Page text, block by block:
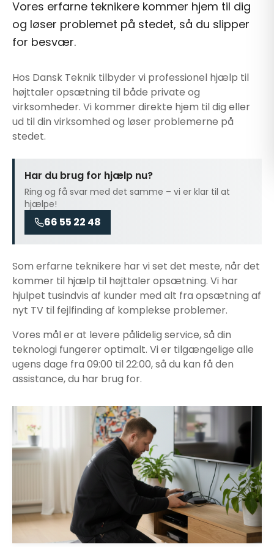
Vores erfarne teknikere kommer hjem til dig
og løser problemet på stedet, så du slipper
for besvær.
Hos Dansk Teknik tilbyder vi professionel hjælp til
højttaler opsætning til både private og
virksomheder. Vi kommer direkte hjem til dig eller
ud til din virksomhed og løser problemerne på
stedet.
Har du brug for hjælp nu?
Ring og få svar med det samme – vi er klar til at
hjælpe!
66 55 22 48
Som erfarne teknikere har vi set det meste, når det
kommer til hjælp til højttaler opsætning. Vi har
hjulpet tusindvis af kunder med alt fra opsætning af
nyt TV til fejlfinding af komplekse problemer.
Vores mål er at levere pålidelig service, så din
teknologi fungerer optimalt. Vi er tilgængelige alle
ugens dage fra 09:00 til 22:00, så du kan få den
assistance, du har brug for.